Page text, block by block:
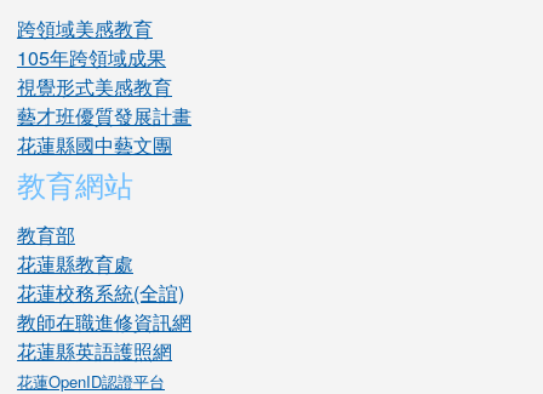
跨領域美感教育
105年跨領域成果
視覺形式美感教育
藝才班優質發展計畫
花蓮縣國中藝文團
教育網站
教育部
花蓮縣教育處
花蓮校務系統(全誼)
教師在職進修資訊網
花蓮縣英語護照網
花蓮OpenID認證平台